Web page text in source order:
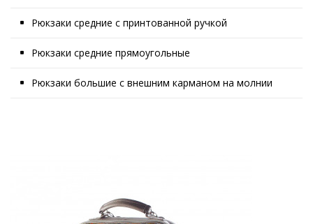
Рюкзаки средние с принтованной ручкой
Рюкзаки средние прямоугольные
Рюкзаки большие с внешним карманом на молнии